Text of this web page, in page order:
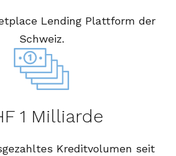
Lending Plattform der
Schweiz.
1 Milliarde
Kreditvolumen seit